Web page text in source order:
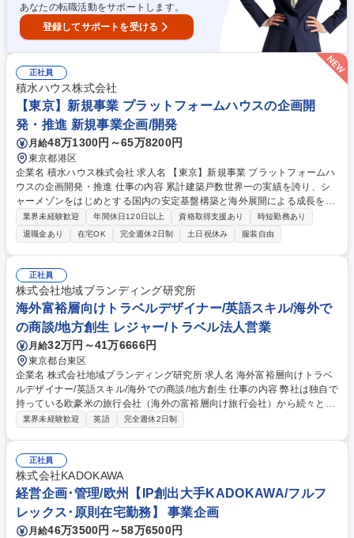
ジア(ベトナム)事業におけるサービス開発・現地法人の事業展開支援
あなたの転職活動をサポートします。
登録してサポートを受ける
正社員
積水ハウス株式会社
【東京】新規事業 プラットフォームハウスの企画開
発・推進 新規事業企画/開発
月給48万1300円～65万8200円
東京都港区
企業名 積水ハウス株式会社 求人名 【東京】新規事業 プラットフォームハ
ウスの企画開発・推進 仕事の内容 累計建築戸数世界一の実績を誇り、シ
ャーメゾンをはじめとする国内の安定基盤構築と海外展開による成長を実
現。残業削減、育休取得100%等、働き方改善も推進。そんな当社にて、
サービス企画をお任せします。 【概要】これまで当社で培ってきた、安
全、安心、快適性を基盤として、PLATFORM HOUSE touchのサービス構
築を行っています。「健康」「つながり」「学び」の領域に対して、IoT
とAIをフル活用することで、お客さまへ無形資産のサービスを提供しま
す。 【詳細】■新たなサービスアイデアを創出 ■仮説検証を重ねながら形
成、事業構想・価値設計・関係部署連携を通じて持続可能なサービスとし
て推進 ■チームマネジメント 募集職種 【東京】新規事業 プラットフォー
ムハウスの企画開発・推進
業界未経験歓迎 年間休日120日以上 資格取得支援あり
時短勤務あり
退職金あり
在宅OK 完全週休2日制 土日祝休み 服装自由
正社員
株式会社地域ブランディング研究所
海外富裕層向けトラベルデザイナー/英語スキル/海外で
の商談/地方創生 レジャー/トラベル法人営業
月給32万円～41万6666円
東京都台東区
企業名 株式会社地域ブランディング研究所 求人名 海外富裕層向けトラベ
ルデザイナー/英語スキル/海外での商談/地方創生 仕事の内容 弊社は独自で
持っている欧豪米の旅行会社（海外の富裕層向け旅行会社）から続々と手
配リクエストがあります。弊社がネットワークを持つ国内の特別な文化体
体験やガイド、移動方法、飲食店等旅程の企画手配、当日の施設・ガイド
の受け入れ状況の確認・フォロー、体験プログラムの紹介資料（英語）作
成、問合わせ状況の分析やマーケティング、自社で新規に企画したツアー
のモニター参加要請調整連絡、イベントやEXPO、国内外の展示会などで
の商談、売り上げ管理や請求 募集職種 海外富裕層向けトラベルデザイナ
ー/英語スキル/海外での商談/地方創生
業界未経験歓迎 英語 完全週休2日制
正社員
株式会社KADOKAWA
経営企画･管理/欧州【IP創出大手KADOKAWA/フルフ
レックス･原則在宅勤務】 事業企画
月給46万3500円～58万6500円